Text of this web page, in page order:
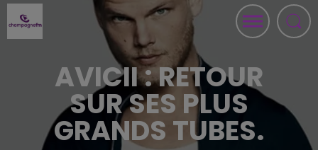
AVICII : RETOUR
SUR SES PLUS
GRANDS TUBES.